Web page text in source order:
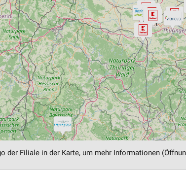
der Filiale in der Karte, um mehr Informationen